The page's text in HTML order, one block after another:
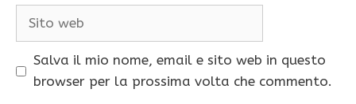
Sito
Salva il mio nome, email e sito web in questo
browser per la prossima volta che commento.